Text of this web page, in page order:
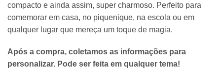
compacto e ainda assim, super charmoso. Perfeito para
comemorar em casa, no piquenique, na escola ou em
qualquer lugar que mereça um toque de magia.
Após a compra, coletamos as informações para
personalizar. Pode ser feita em qualquer tema!